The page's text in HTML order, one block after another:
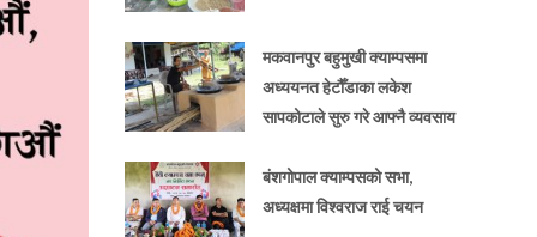
मकवानपुर बहुमुखी क्याम्पसमा
अध्ययनत हेटौँडाका लकेश
सापकोटाले सुरु गरे आफ्नै व्यवसाय
बंशगोपाल क्याम्पसको सभा,
अध्यक्षमा विश्वराज राई चयन